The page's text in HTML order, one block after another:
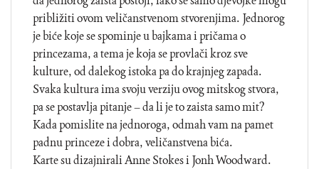
približiti ovom veličanstvenom stvorenjima. Jednorog
je biće koje se spominje u bajkama i pričama o
princezama, a tema je koja se provlači kroz sve
kulture, od dalekog istoka pa do krajnjeg zapada.
Svaka kultura ima svoju verziju ovog mitskog stvora,
pa se postavlja pitanje – da li je to zaista samo mit?
Kada pomislite na jednoroga, odmah vam na pamet
padnu princeze i dobra, veličanstvena bića.
Karte su dizajnirali Anne Stokes i Jonh Woodward.